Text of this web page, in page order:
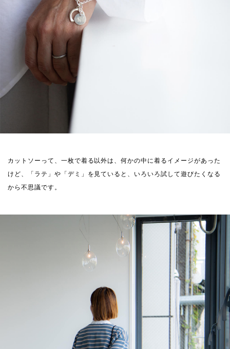
カットソーって、一枚で着る以外は、何かの中に着るイメージがあった
けど、「ラテ」や「デミ」を見ていると、いろいろ試して遊びたくなる
から不思議です。